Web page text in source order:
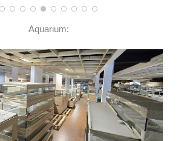
Aquarium: